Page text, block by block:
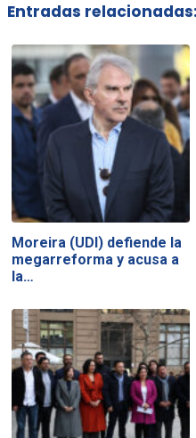
Entradas relacionadas:
Moreira (UDI) defiende la
megarreforma y acusa a
la…